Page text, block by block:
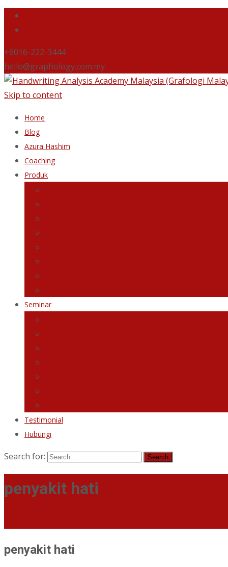
+6016-222-3444
hello@graphology.com.my
Skip to content
Home
Blog
Azura Hashim
Coaching
Produk
Seminar
Testimonial
Hubungi
Search for:
penyakit hati
penyakit hati